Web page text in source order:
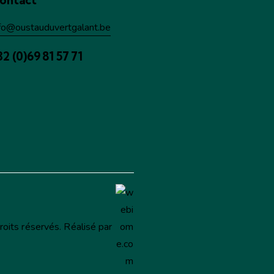
(0)69 81 57 71
réservés. Réalisé par